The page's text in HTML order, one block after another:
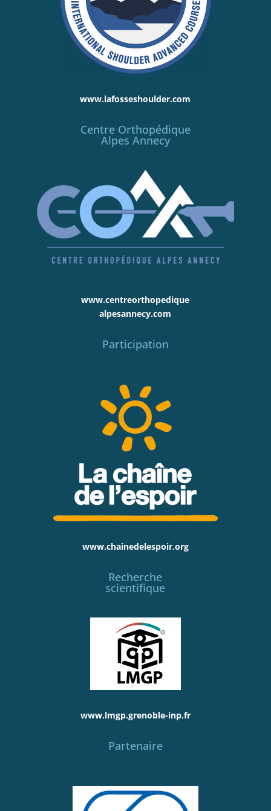
www.lafosseshoulder.com
Centre Orthopédique
Alpes Annecy
www.centreorthopedique
alpesannecy.com
Participation
www.chainedelespoir.org
Recherche
scientifique
www.lmgp.grenoble-inp.fr
Partenaire